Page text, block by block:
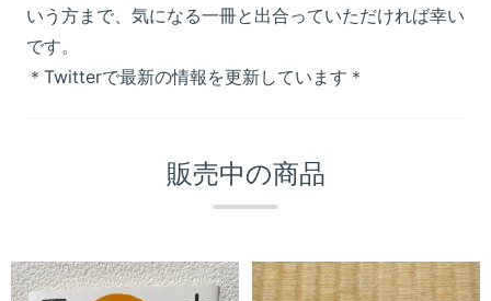
いう方まで、気になる一冊と出合っていただければ幸い
です。
＊Twitterで最新の情報を更新しています＊
販売中の商品